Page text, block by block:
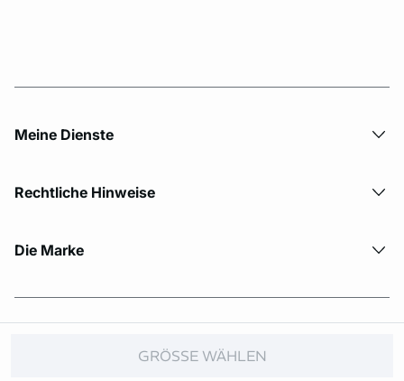
GRÖSSE WÄHLEN
Meine Dienste
Rechtliche Hinweise
Die Marke